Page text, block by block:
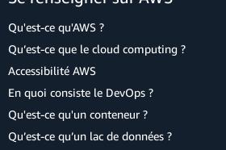
Qu'est-ce qu'AWS ?
Qu’est-ce que le cloud computing ?
Accessibilité AWS
En quoi consiste le DevOps ?
Qu'est-ce qu'un conteneur ?
Qu’est-ce qu’un lac de données ?